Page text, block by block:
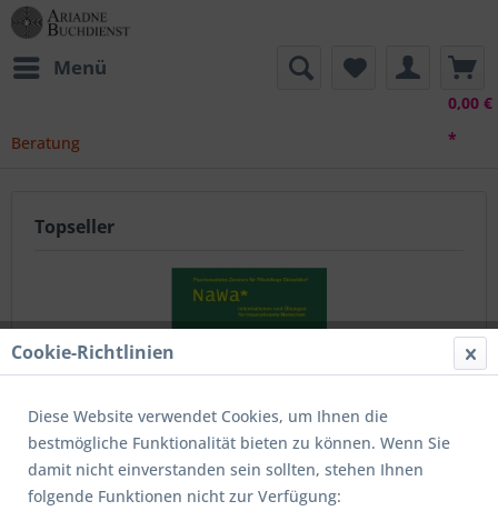
Menü
0,00 €
*
Beratung
Topseller
Nawa-CD für traumatisierte Menschen
Cookie-Richtlinien
Diese Website verwendet Cookies, um Ihnen die
bestmögliche Funktionalität bieten zu können. Wenn Sie
damit nicht einverstanden sein sollten, stehen Ihnen
folgende Funktionen nicht zur Verfügung: